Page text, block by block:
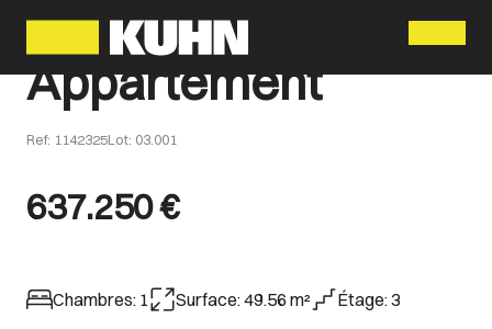
Appartement
Ref: 1142325Lot: 03.001
Chambres: 1 Surface:49.56 m² Étage:3
637.250 €
Menu